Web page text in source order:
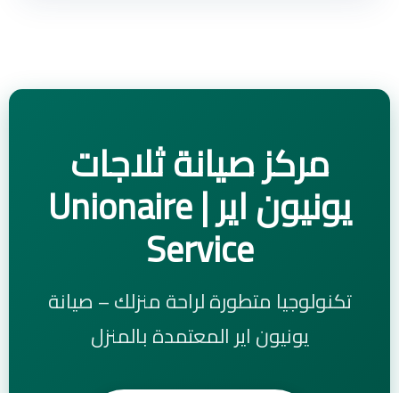
مركز صيانة ثلاجات
يونيون اير | Unionaire
Service
تكنولوجيا متطورة لراحة منزلك – صيانة
يونيون اير المعتمدة بالمنزل